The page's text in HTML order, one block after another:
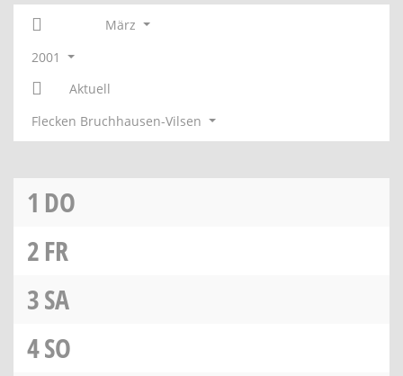
März
2001
Aktuell
Flecken Bruchhausen-Vilsen
1 DO
2FR
3SA
4SO